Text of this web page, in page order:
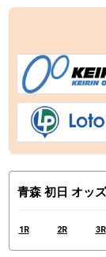
青森 初日 オッ
1R 2R 3R